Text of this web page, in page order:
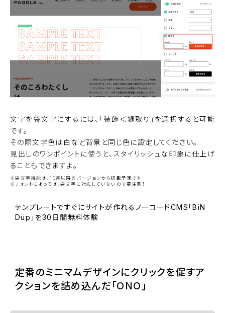
文字を袋文字にするには、「装飾＜縁取り」を選択すると可能
です。
その際文字色は白など背景と同じ色に設定してください。
見出しのワンポイントに使うと、スタイリッシュな印象に仕上げ
ることもできますよ。
※袋文字機能は、10月以降のバージョンから搭載予定です
※フォントによっては、袋文字に対応していないので要注意！
テンプレートですぐにサイトが作れるノーコードCMS「BiN
Dup」を30日間無料体験
定番のミニマムデザインにクリックを促すア
クションを詰め込んだ「ONO」